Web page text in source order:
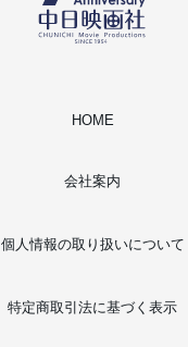
HOME
会社案内
個人情報の取り扱いについて
特定商取引法に基づく表示